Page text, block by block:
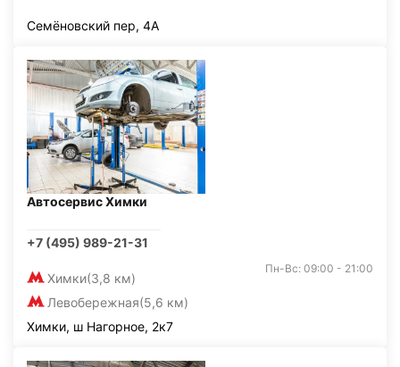
Семёновский пер, 4А
Автосервис Химки
+7 (495) 989-21-31
Химки(3,8 км)
Левобережная(5,6 км)
Пн-Вс: 09:00 - 21:00
Химки, ш Нагорное, 2к7